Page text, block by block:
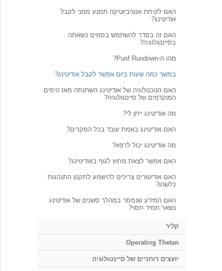
האם לקיחת אנטיביוטיקה תמנע ממני לקבל
אודיטינג?
האם זה בסדר להשתמש בסמים כשאתה
בסיינטולוגיה?
מהו ה-Purif Rundown?
במשך כמה שעות ביום אפשר לקבל אודיטינג?
האם הטכנולוגיה של אודיטינג השתנתה מאז הימים
המוקדמים של סיינטולוגיה?
מה אודיטינג ייתן לי?
האם אודיטינג באמת עובד בכל המקרים?
מה אודיטינג יכול לרפא?
האם אפשר לצאת מחוץ לגוף באודיטינג?
האם אודיטורים צריכים להישמע לתקנון התנהגות
כלשהו?
האם המידע שנמסר במהלך סשנים של אודיטינג
נשאר תמיד חסוי?
קליר
Operating Thetan
יועצים רוחניים של סיינטולוגיה